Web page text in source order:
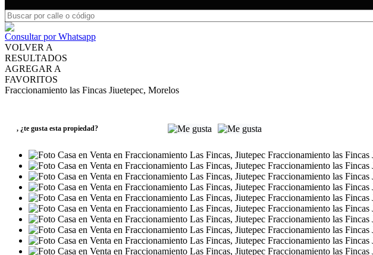
Consultar por Whatsapp
VOLVER A
RESULTADOS
AGREGAR A
FAVORITOS
Fraccionamiento las Fincas Jiuetepec, Morelos
, ¿te gusta esta propiedad?